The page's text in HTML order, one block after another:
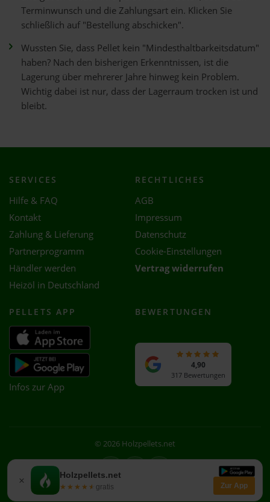
Terminwunsch und die Zahlungsart ein. Klicken Sie
schließlich auf "Bestellung abschicken".
Wussten Sie, dass Pellet kein "Mindesthaltbarkeitsdatum"
haben? Nach den bisherigen Erkenntnissen, ist die
Lagerung über mehrerer Jahre hinweg kein Problem.
Wichtig dabei ist nur, dass der Lagerraum trocken ist und
bleibt.
× Holzpellets.net
★★★★★
★★★★★ gratis Zur App
SERVICES
Hilfe & FAQ
Kontakt
Zahlung & Lieferung
Partnerprogramm
Händler werden
Heizöl in Deutschland
RECHTLICHES
AGB
Impressum
Datenschutz
Cookie-Einstellungen
Vertrag widerrufen
PELLETS APP
Infos zur App
BEWERTUNGEN
4,90
317 Bewertungen
© 2026 Holzpellets.net
Facebook